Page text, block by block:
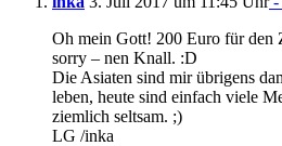
Oh mein Gott! 200 Euro für den
sorry – nen Knall. :D
Die Asiaten sind mir übrigens
leben, heute sind einfach viele
ziemlich seltsam. ;)
LG /inka